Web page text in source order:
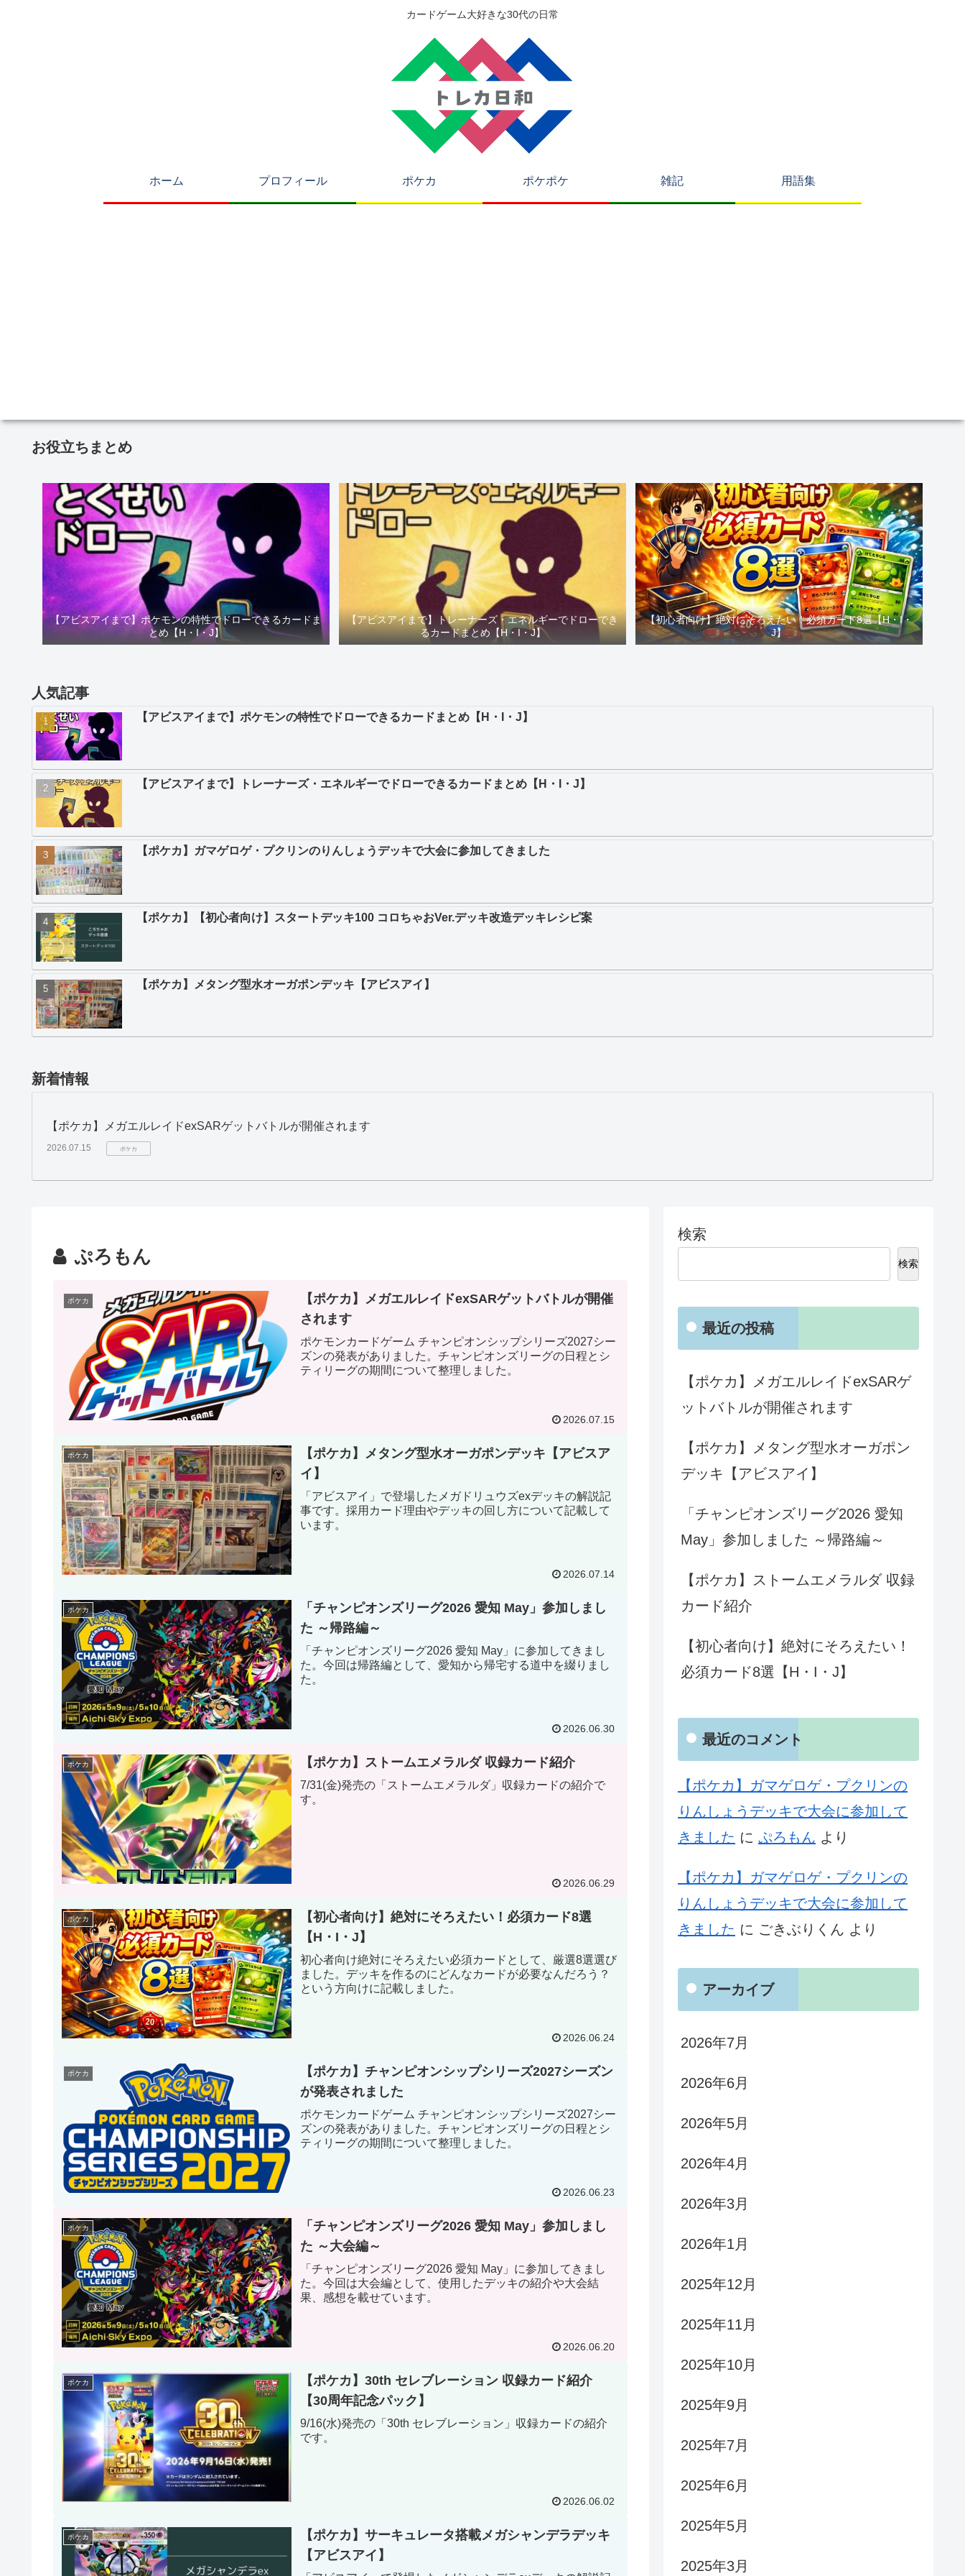
カードゲーム大好きな30代の日常
ホーム プロフィール ポケカ ポケポケ 雑記 用語集
お役立ちまとめ
【アビスアイまで】ポケモンの特性でドローできるカードま
とめ【H・I・J】
【アビスアイまで】トレーナーズ・エネルギーでドローでき
るカードまとめ【H・I・J】
【初心者向け】絶対にそろえたい！必須カード8選【H・I・
J】
人気記事
【アビスアイまで】ポケモンの特性でドローできるカードまとめ【H・I・J】
【アビスアイまで】トレーナーズ・エネルギーでドローできるカードまとめ【H・I・J】
【ポケカ】ガマゲロゲ・プクリンのりんしょうデッキで大会に参加してきました
【ポケカ】【初心者向け】スタートデッキ100 コロちゃおVer.デッキ改造デッキレシピ案
【ポケカ】メタング型水オーガポンデッキ【アビスアイ】
新着情報
【ポケカ】メガエルレイドexSARゲットバトルが開催されます
2026.07.15 ポケカ
ぷろもん
ポケカ
【ポケカ】メガエルレイドexSARゲットバトルが開催
されます
ポケモンカードゲーム チャンピオンシップシリーズ2027シー
ズンの発表がありました。チャンピオンズリーグの日程とシ
ティリーグの期間について整理しました。
2026.07.15
ポケカ
【ポケカ】メタング型水オーガポンデッキ【アビスア
イ】
「アビスアイ」で登場したメガドリュウズexデッキの解説記
事です。採用カード理由やデッキの回し方について記載して
います。
2026.07.14
ポケカ
「チャンピオンズリーグ2026 愛知 May」参加しまし
た ～帰路編～
「チャンピオンズリーグ2026 愛知 May」に参加してきまし
た。今回は帰路編として、愛知から帰宅する道中を綴りまし
た。
2026.06.30
ポケカ 【ポケカ】ストームエメラルダ 収録カード紹介
7/31(金)発売の「ストームエメラルダ」収録カードの紹介で
す。
2026.06.29
ポケカ
【初心者向け】絶対にそろえたい！必須カード8選
【H・I・J】
初心者向け絶対にそろえたい必須カードとして、厳選8選選び
ました。デッキを作るのにどんなカードが必要なんだろう？
という方向けに記載しました。
2026.06.24
ポケカ
【ポケカ】チャンピオンシップシリーズ2027シーズン
が発表されました
ポケモンカードゲーム チャンピオンシップシリーズ2027シー
ズンの発表がありました。チャンピオンズリーグの日程とシ
ティリーグの期間について整理しました。
2026.06.23
ポケカ
「チャンピオンズリーグ2026 愛知 May」参加しまし
た ～大会編～
「チャンピオンズリーグ2026 愛知 May」に参加してきまし
た。今回は大会編として、使用したデッキの紹介や大会結
果、感想を載せています。
2026.06.20
ポケカ
【ポケカ】30th セレブレーション 収録カード紹介
【30周年記念パック】
9/16(水)発売の「30th セレブレーション」収録カードの紹介
です。
2026.06.02
ポケカ
【ポケカ】サーキュレータ搭載メガシャンデラデッキ
【アビスアイ】
検索
検索
最近の投稿
【ポケカ】メガエルレイドexSARゲ
ットバトルが開催されます
【ポケカ】メタング型水オーガポン
デッキ【アビスアイ】
「チャンピオンズリーグ2026 愛知
May」参加しました ～帰路編～
【ポケカ】ストームエメラルダ 収録
カード紹介
【初心者向け】絶対にそろえたい！
必須カード8選【H・I・J】
最近のコメント
【ポケカ】ガマゲロゲ・プクリンの
りんしょうデッキで大会に参加して
きました に ぷろもん より
【ポケカ】ガマゲロゲ・プクリンの
りんしょうデッキで大会に参加して
きました に ごきぶりくん より
アーカイブ
2026年7月
2026年6月
2026年5月
2026年4月
2026年3月
2026年1月
2025年12月
2025年11月
2025年10月
2025年9月
2025年7月
2025年6月
2025年5月
2025年3月